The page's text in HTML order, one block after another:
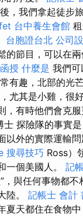
，我們拿起徒步
台中養生會館
台胞證台北 公司
的節目，可以在
授 什麼是 我們可
有趣，北部的光
尤其是小雞，很
，有時他們會克
士 探險隊的事實
以外的實際運輸問
搜尋技巧 Ross）
一個美國人。 記
，與任何事物都不
陸。 記帳士 會計
夏天都住在食物中